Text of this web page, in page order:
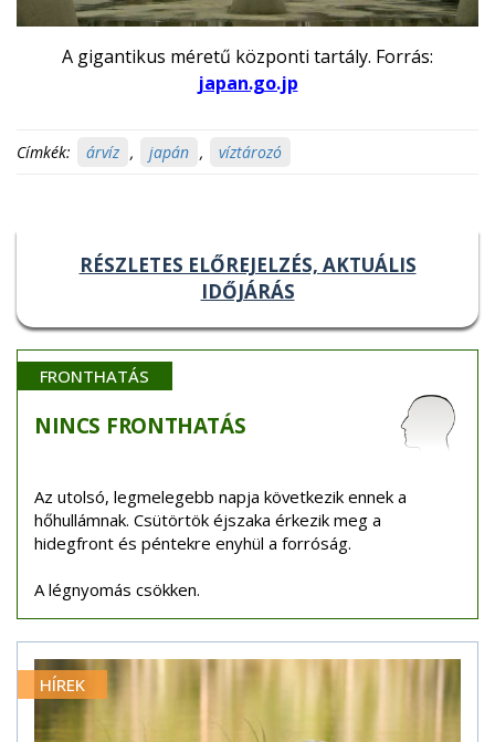
A gigantikus méretű központi tartály. Forrás:
japan.go.jp
Címkék: árvíz , japán , víztározó
RÉSZLETES ELŐREJELZÉS, AKTUÁLIS
IDŐJÁRÁS
FRONTHATÁS
NINCS FRONTHATÁS
Az utolsó, legmelegebb napja következik ennek a
hőhullámnak. Csütörtök éjszaka érkezik meg a
hidegfront és péntekre enyhül a forróság.
A légnyomás csökken.
HÍREK